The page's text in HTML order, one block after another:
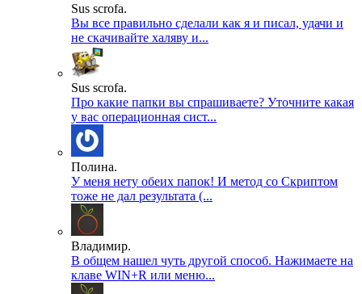
Sus scrofa.
Вы все правильно сделали как я и писал, удачи и
не скачивайте халяву и...
Sus scrofa.
Про какие папки вы спрашиваете? Уточните какая
у вас операционная сист...
Полина.
У меня нету обеих папок! И метод со Скриптом
тоже не дал результата (...
Владимир.
В общем нашел чуть другой способ. Нажимаете на
клаве WIN+R или меню...